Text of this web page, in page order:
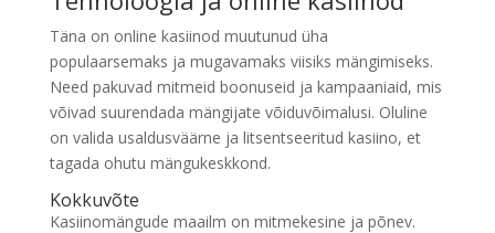
Täna on online kasiinod muutunud üha
populaarsemaks ja mugavamaks viisiks mängimiseks.
Need pakuvad mitmeid boonuseid ja kampaaniaid, mis
võivad suurendada mängijate võiduvõimalusi. Oluline
on valida usaldusväärne ja litsentseeritud kasiino, et
tagada ohutu mängukeskkond.
Kokkuvõte
Kasiinomängude maailm on mitmekesine ja põnev.